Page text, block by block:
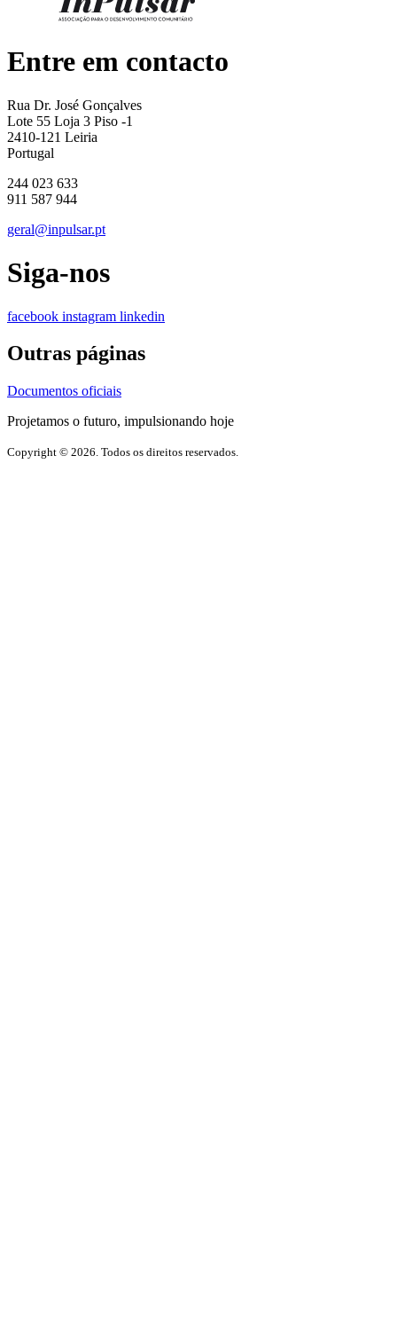
Entre em contacto
Rua Dr. José Gonçalves
Lote 55 Loja 3 Piso -1
2410-121 Leiria
Portugal
244 023 633
911 587 944
geral@inpulsar.pt
Siga-nos
facebook instagram linkedin
Outras páginas
Documentos oficiais
Projetamos o futuro, impulsionando hoje
Copyright © 2026. Todos os direitos reservados.